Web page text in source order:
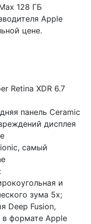
128 ГБ
Apple
цене.
Retina XDR 6.7
панель Ceramic
дисплея
самый
и
зума 5x;
Deep Fusion,
формате Apple